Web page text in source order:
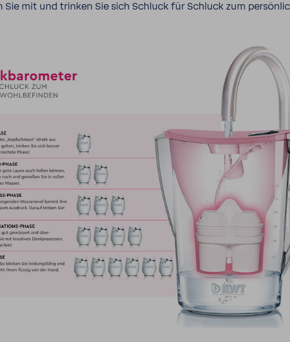
Sie mit und trinken Sie sich Schluck für Schluck zum